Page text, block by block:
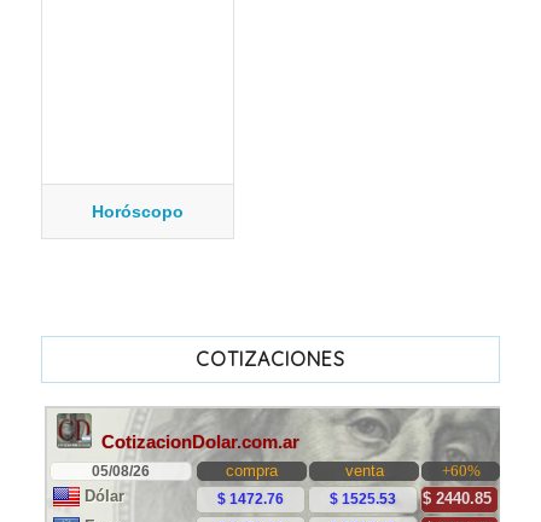
Horóscopo
COTIZACIONES